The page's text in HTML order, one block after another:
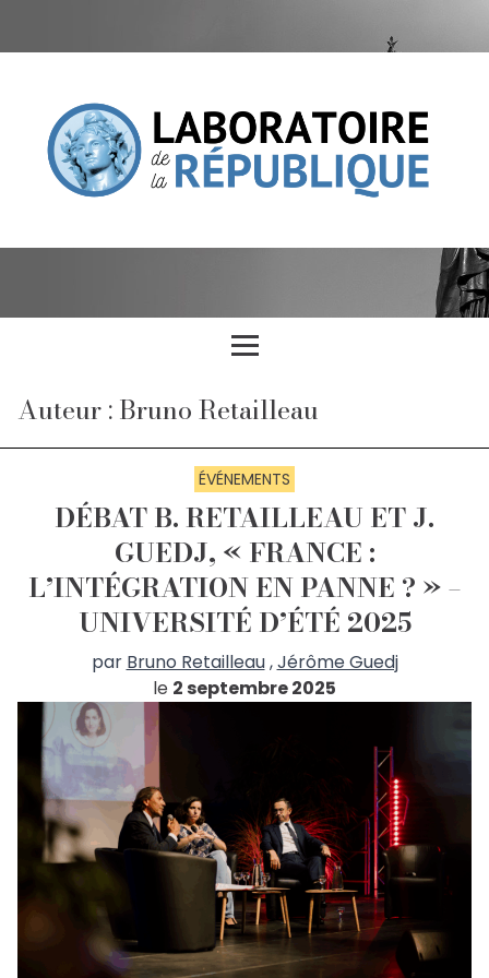
Auteur : Bruno Retailleau
ÉVÉNEMENTS
DÉBAT B. RETAILLEAU ET J.
GUEDJ, « FRANCE :
L’INTÉGRATION EN PANNE ? » –
UNIVERSITÉ D’ÉTÉ 2025
par Bruno Retailleau,Jérôme Guedj
le 2 septembre 2025